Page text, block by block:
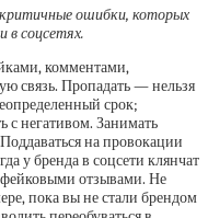
ошибки, которых
в соцсетях.
комментами,
связь. Пропадать — нельзя
срок;
с негативом. Занимать
на провокации
у бренда в соцсети клянчат
отзывами. Не
пока вы не стали брендом